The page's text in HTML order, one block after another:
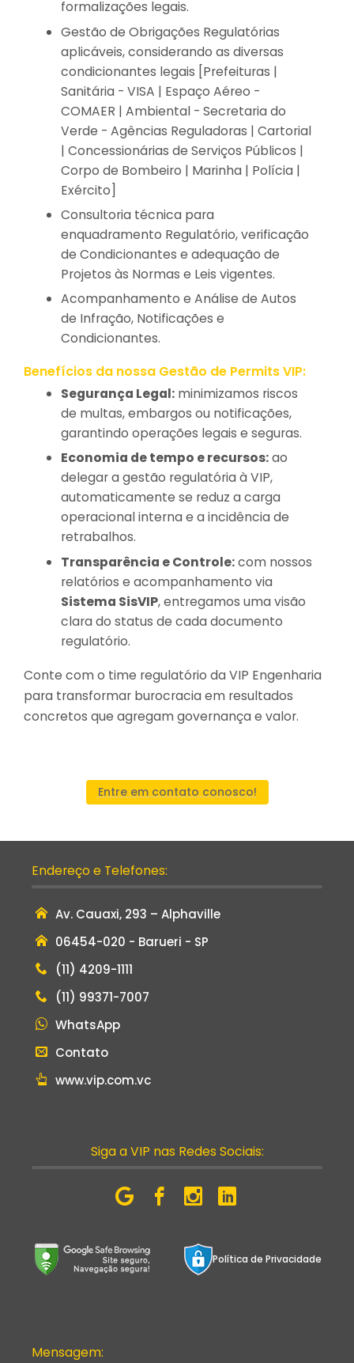
formalizações legais.
Gestão de Obrigações Regulatórias
aplicáveis, considerando as diversas
condicionantes legais [Prefeituras |
Sanitária - VISA | Espaço Aéreo -
COMAER | Ambiental - Secretaria do
Verde - Agências Reguladoras | Cartorial
| Concessionárias de Serviços Públicos |
Corpo de Bombeiro | Marinha | Polícia |
Exército]
Consultoria técnica para
enquadramento Regulatório, verificação
de Condicionantes e adequação de
Projetos às Normas e Leis vigentes.
Acompanhamento e Análise de Autos
de Infração, Notificações e
Condicionantes.
Benefícios da nossa Gestão de Permits VIP:
Segurança Legal: minimizamos riscos
de multas, embargos ou notificações,
garantindo operações legais e seguras.
Economia de tempo e recursos:ao
delegar a gestão regulatória à VIP,
automaticamente se reduz a carga
operacional interna e a incidência de
retrabalhos.
Transparência e Controle:com nossos
relatórios e acompanhamento via
Sistema SisVIP, entregamos uma visão
clara do status de cada documento
regulatório.
Conte com o time regulatório da VIP Engenharia
para transformar burocracia em resultados
concretos que agregam governança e valor.
Entre em contato conosco!
Endereço e Telefones:
Av. Cauaxi, 293 – Alphaville
06454-020 - Barueri - SP
(11) 4209-1111
(11) 99371-7007
WhatsApp
Contato
www.vip.com.vc
Siga a VIP nas Redes Sociais:
Política de Privacidade
Mensagem: